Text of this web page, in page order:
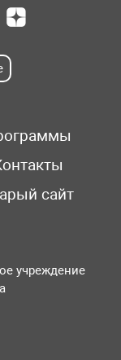
сайт
учреждение